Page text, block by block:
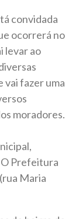
convidada
ocorrerá no
levar ao
vai fazer uma
moradores.
O Prefeitura
Maria